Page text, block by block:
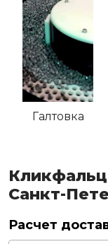
Галтовка
Санкт-
Расчет